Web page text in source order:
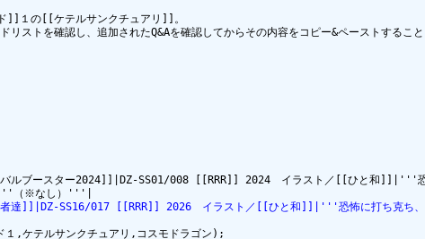
]]１の[[ケテルサンクチュアリ]]。
ストを確認し、追加されたQ&Aを確認してからその内容をコピー&ペーストする
ルブースター2024]]|DZ-SS01/008 [[RRR]] 2024　イラスト／[[ひと和]]|'''恐
者達]]|DZ-SS16/017 [[RRR]] 2026　イラスト／[[ひと和]]|'''恐怖に打ち克ち